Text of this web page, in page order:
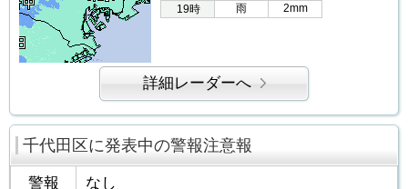
19時
雨 2mm
詳細レーダーへ
千代田区に発表中の警報注意報
警報 なし